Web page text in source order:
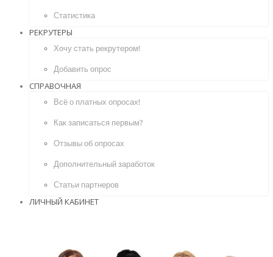
Статистика
РЕКРУТЕРЫ
Хочу стать рекрутером!
Добавить опрос
СПРАВОЧНАЯ
Всё о платных опросах!
Как записаться первым?
Отзывы об опросах
Дополнительный заработок
Статьи партнеров
ЛИЧНЫЙ КАБИНЕТ